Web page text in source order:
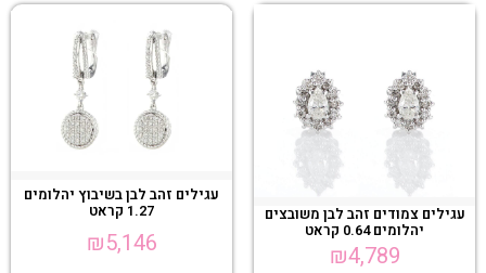
עגילים צמודים זהב לבן משובצים
יהלומים 0.64 קראט
₪4,789
עגילים זהב לבן בשיבוץ יהלומים
1.27 קראט
₪5,146